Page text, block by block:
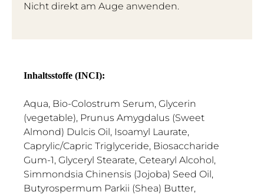
Nicht direkt am Auge anwenden.
Inhaltsstoffe (INCI):
Aqua, Bio-Colostrum Serum, Glycerin
(vegetable), Prunus Amygdalus (Sweet
Almond) Dulcis Oil, Isoamyl Laurate,
Caprylic/Capric Triglyceride, Biosaccharide
Gum-1, Glyceryl Stearate, Cetearyl Alcohol,
Simmondsia Chinensis (Jojoba) Seed Oil,
Butyrospermum Parkii (Shea) Butter,